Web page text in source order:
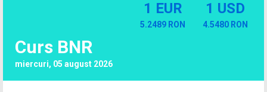
Curs BNR
miercuri, 05 august 2026
1 EUR
5.2489 RON
1 USD
4.5480 RON